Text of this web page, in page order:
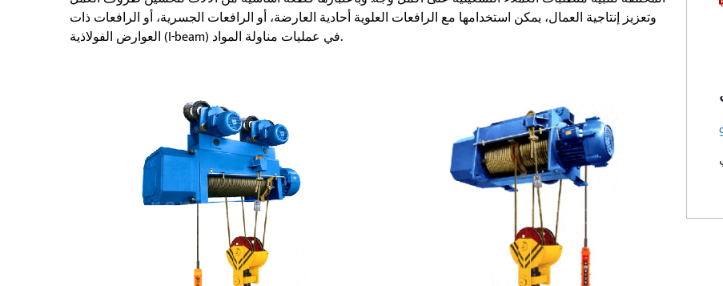
وتعزيز إنتاجية العمال، يمكن استخدامها مع الرافعات العلوية أحادية العارضة، أو الرافعات الجسرية، أو الرافعات ذات
العوارض الفولاذية (I-beam) في عمليات مناولة المواد.